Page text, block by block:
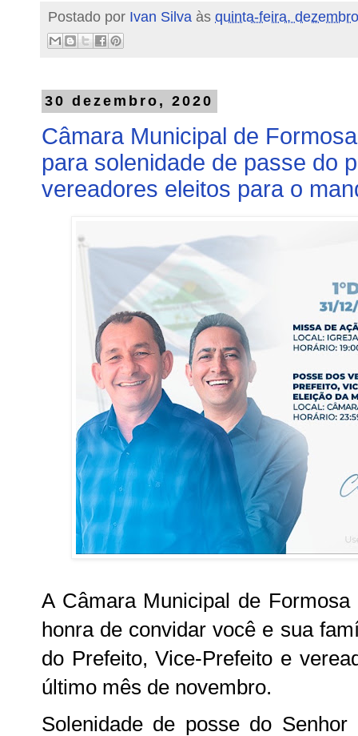
Postado por Ivan Silva às quinta-feira,
30 dezembro, 2020
Câmara Municipal de
para solenidade de passe do
vereadores eleitos para o
A Câmara Municipal de
honra de convidar você e sua
do Prefeito, Vice-Prefeito e
último mês de novembro.
Solenidade de posse do